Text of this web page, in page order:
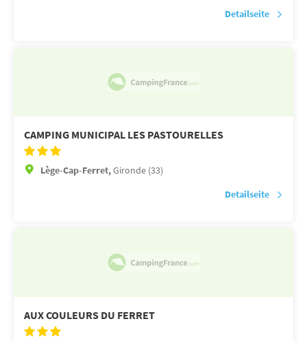
Detailseite
CAMPING MUNICIPAL LES PASTOURELLES
Lège-Cap-Ferret,Gironde (33)
Detailseite
AUX COULEURS DU FERRET